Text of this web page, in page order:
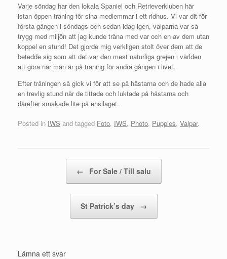
Varje söndag har den lokala Spaniel och Retrieverkluben här
istan öppen träning för sina medlemmar i ett ridhus. Vi var dit för
första gången i söndags och sedan idag igen, valparna var så
trygg med miljön att jag kunde träna med var och en av dem utan
koppel en stund! Det gjorde mig verkligen stolt över dem att de
betedde sig som att det var den mest naturliga grejen i världen
att göra när man är på träning för andra gången i livet.
Efter träningen så gick vi för att se på hästarna och de hade alla
en trevlig stund när de tittade och luktade på hästarna och
därefter smakade lite på ensilaget.
Posted in IWS and tagged Foto, IWS, Photo, Puppies, Valpar.
← For Sale / Till salu
St Patrick’s day →
Lämna ett svar